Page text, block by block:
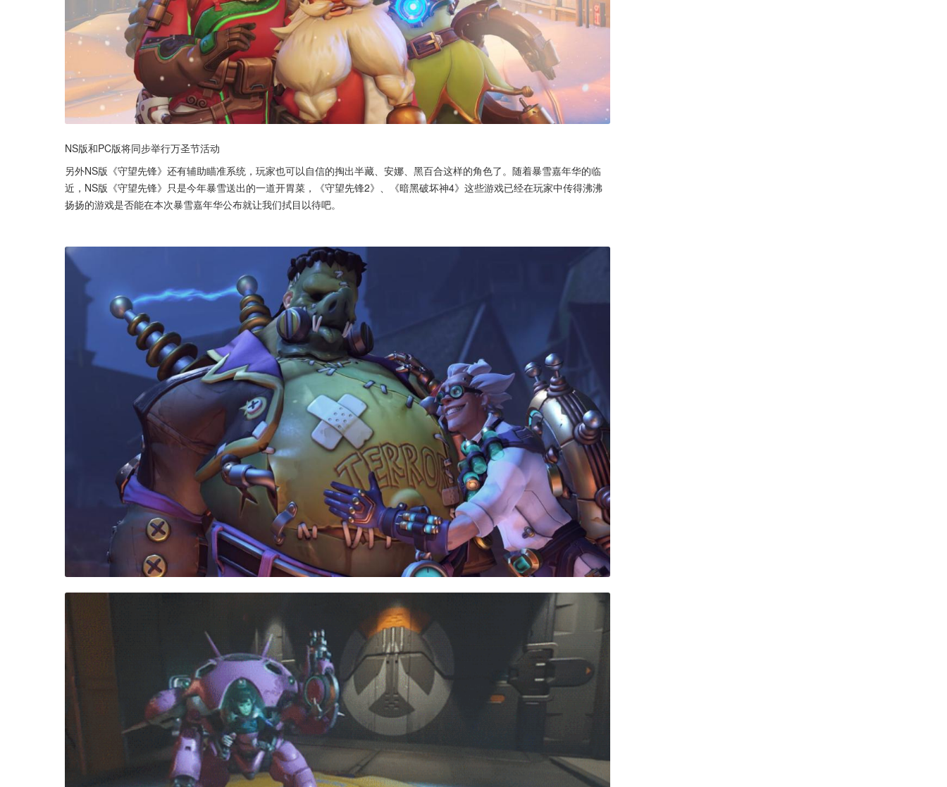
NS版和PC版将同步举行万圣节活动
另外NS版《守望先锋》还有辅助瞄准系统，玩家也可以自信的掏出半藏、安娜、黑百合这样的角色了。随着暴雪嘉年华的临
近，NS版《守望先锋》只是今年暴雪送出的一道开胃菜，《守望先锋2》、《暗黑破坏神4》这些游戏已经在玩家中传得沸沸
扬扬的游戏是否能在本次暴雪嘉年华公布就让我们拭目以待吧。